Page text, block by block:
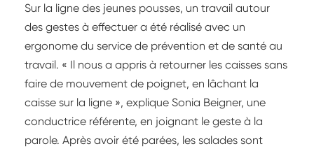
Sur la ligne des jeunes pousses, un travail autour
des gestes à effectuer a été réalisé avec un
ergonome du service de prévention et de santé au
travail. « Il nous a appris à retourner les caisses sans
faire de mouvement de poignet, en lâchant la
caisse sur la ligne », explique Sonia Beigner, une
conductrice référente, en joignant le geste à la
parole. Après avoir été parées, les salades sont